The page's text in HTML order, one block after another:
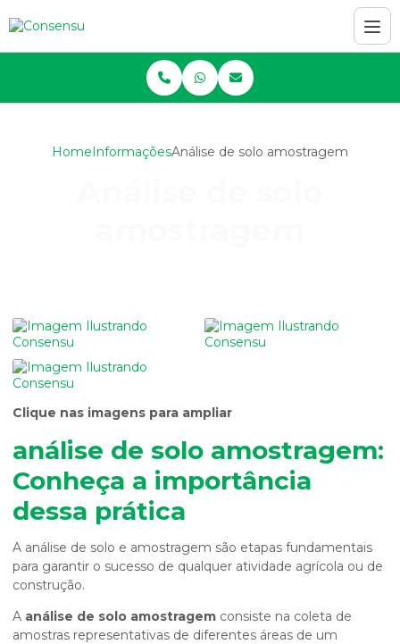
HomeInformaçõesAnálise de solo amostragem
Clique nas imagens para ampliar
análise de solo amostragem:
Conheça a importância
dessa prática
A análise de solo e amostragem são etapas fundamentais
para garantir o sucesso de qualquer atividade agrícola ou de
construção.
A análise de solo amostragem consiste na coleta de
amostras representativas de diferentes áreas de um